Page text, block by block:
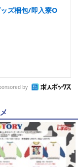
ズ梱包/即入寮O
by